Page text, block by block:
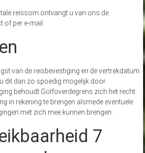
reissom ontvangt u van ons de
of per e-mail.
van de reisbevestiging en de vertrekdatum
dit dan zo spoedig mogelijk door.
behoudt Golfoverdegrens zich het recht
in rekening te brengen alsmede eventuele
met zich mee kunnen brengen.
7